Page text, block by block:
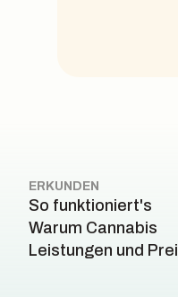
ERKUNDEN
So funktioniert's
Warum Cannabis
Leistungen und